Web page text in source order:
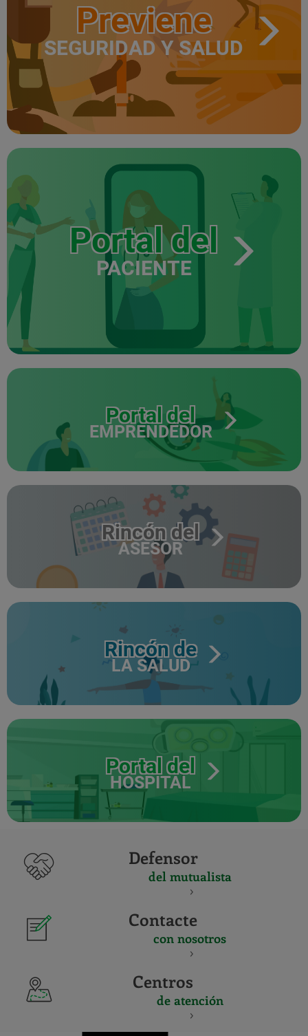
Previene
SEGURIDAD Y SALUD
Portal del
PACIENTE
Portal del
EMPRENDEDOR
Rincón del
ASESOR
Rincón de
LA SALUD
Portal del
HOSPITAL
Defensor
del mutualista
Contacte
con nosotros
Centros
de atención